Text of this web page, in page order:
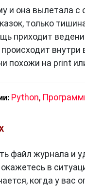
и она вылетала с
только
приходит
внутри
похожи на print
Python,
файл журнала и
в
когда у вас